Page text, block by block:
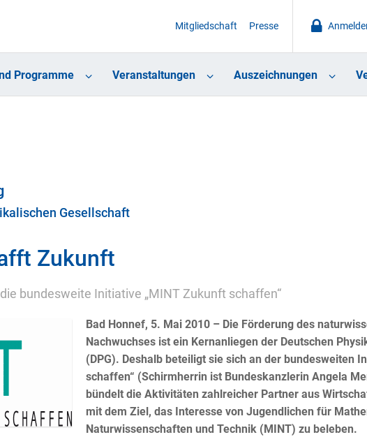
Mitgliedschaft Presse
Programme Veranstaltungen Auszeichnungen
Gesellschaft
Zukunft
bundesweite Initiative „MINT Zukunft schaffen“
Bad Honnef, 5. Mai 2010 – Die Förderung des
Nachwuchses ist ein Kernanliegen der Deutschen
(DPG). Deshalb beteiligt sie sich an der bundesweiten
schaffen“ (Schirmherrin ist Bundeskanzlerin Angela
bündelt die Aktivitäten zahlreicher Partner aus
mit dem Ziel, das Interesse von Jugendlichen für
Naturwissenschaften und Technik (MINT) zu beleben.